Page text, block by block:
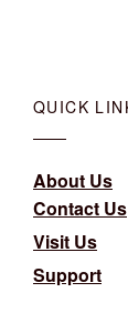
QUICK
About Us
Contact Us
Visit Us
Support